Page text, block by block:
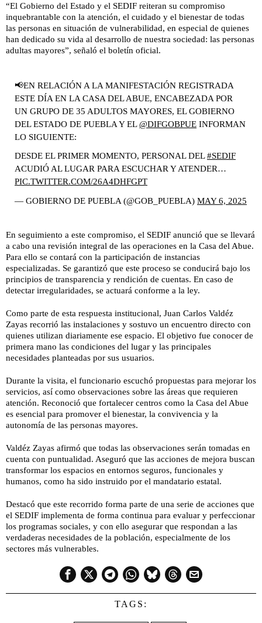
“El Gobierno del Estado y el SEDIF reiteran su compromiso
inquebrantable con la atención, el cuidado y el bienestar de todas
las personas en situación de vulnerabilidad, en especial de quienes
han dedicado su vida al desarrollo de nuestra sociedad: las personas
adultas mayores”, señaló el boletín oficial.
📢EN RELACIÓN A LA MANIFESTACIÓN REGISTRADA
ESTE DÍA EN LA CASA DEL ABUE, ENCABEZADA POR
UN GRUPO DE 35 ADULTOS MAYORES, EL GOBIERNO
DEL ESTADO DE PUEBLA Y EL@DIFGOBPUE INFORMAN
LO SIGUIENTE:
DESDE EL PRIMER MOMENTO, PERSONAL DEL#SEDIF
ACUDIÓ AL LUGAR PARA ESCUCHAR Y ATENDER…
PIC.TWITTER.COM/26A4DHFGPT
— GOBIERNO DE PUEBLA (@GOB_PUEBLA) MAY 6, 2025
En seguimiento a este compromiso, el SEDIF anunció que se llevará
a cabo una revisión integral de las operaciones en la Casa del Abue.
Para ello se contará con la participación de instancias
especializadas. Se garantizó que este proceso se conducirá bajo los
principios de transparencia y rendición de cuentas. En caso de
detectar irregularidades, se actuará conforme a la ley.
Como parte de esta respuesta institucional, Juan Carlos Valdéz
Zayas recorrió las instalaciones y sostuvo un encuentro directo con
quienes utilizan diariamente ese espacio. El objetivo fue conocer de
primera mano las condiciones del lugar y las principales
necesidades planteadas por sus usuarios.
Durante la visita, el funcionario escuchó propuestas para mejorar los
servicios, así como observaciones sobre las áreas que requieren
atención. Reconoció que fortalecer centros como la Casa del Abue
es esencial para promover el bienestar, la convivencia y la
autonomía de las personas mayores.
Valdéz Zayas afirmó que todas las observaciones serán tomadas en
cuenta con puntualidad. Aseguró que las acciones de mejora buscan
transformar los espacios en entornos seguros, funcionales y
humanos, como ha sido instruido por el mandatario estatal.
Destacó que este recorrido forma parte de una serie de acciones que
el SEDIF implementa de forma continua para evaluar y perfeccionar
los programas sociales, y con ello asegurar que respondan a las
verdaderas necesidades de la población, especialmente de los
sectores más vulnerables.
TAGS: